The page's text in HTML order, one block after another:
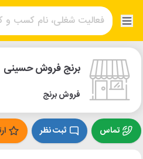
برنج فروش حسینی
فروش برنج
تماس ثبت نظر